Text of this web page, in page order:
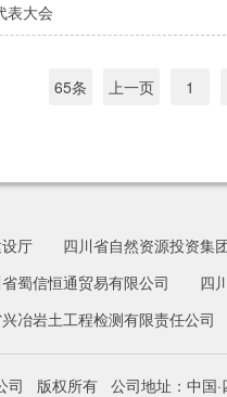
表大会
65条 上一页 1
厅 四川省自然资源投资集
蜀信恒通贸易有限公司
四
冶岩土工程检测有限责任公司
司 版权所有 公司地址：中国·